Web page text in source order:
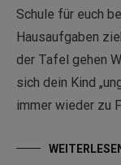
Schule für euch
Hausaufgaben
der Tafel gehen
sich dein Kind
immer wieder zu